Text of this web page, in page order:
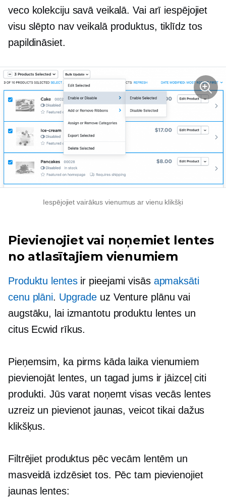
veco kolekciju savā veikalā. Vai arī iespējojiet
visu slēpto nav veikalāproduktus, tiklīdz tos
papildināsiet.
Iespējojiet vairākus vienumus ar vienu klikšķi
Pievienojiet vai noņemiet lentes
no atlasītajiem vienumiem
Produktu lentesir pieejami visās apmaksāti
cenu plāni. Upgrade uz Venture plānu vai
augstāku, lai izmantotu produktu lentes un
citus Ecwid rīkus.
Pieņemsim, ka pirms kāda laika vienumiem
pievienojāt lentes, un tagad jums ir jāizceļ citi
produkti. Jūs varat noņemt visas vecās lentes
uzreiz un pievienot jaunas, veicot tikai dažus
klikšķus.
Filtrējiet produktus pēc vecām lentēm un
masveidā izdzēsiet tos. Pēc tam pievienojiet
jaunas lentes: